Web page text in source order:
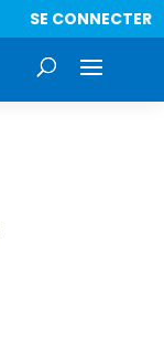
SE CONNECTER